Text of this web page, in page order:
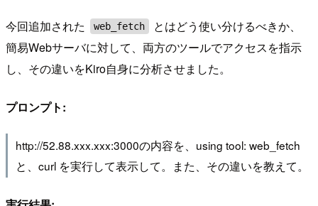
今回追加された web_fetch
とはどう使い分けるべきか、
簡易Webサーバに対して、両方のツールでアクセスを指示
し、その違いをKiro自身に分析させました。
プロンプト:
http://52.88.xxx.xxx:3000の内容を、using tool: web_fetch
と、curl を実行して表示して。また、その違いを教えて。